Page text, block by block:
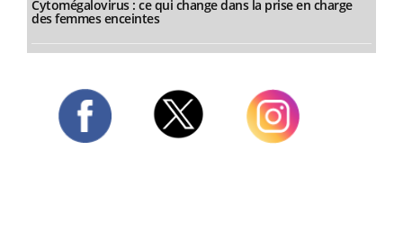
Cytomégalovirus : ce qui change dans la prise en charge
des femmes enceintes